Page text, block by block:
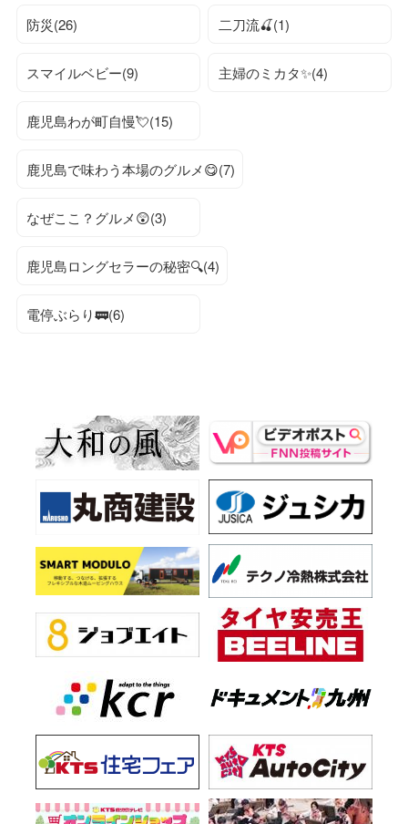
防災(26) 二刀流🍒(1)
スマイルベビー(9) 主婦のミカタ✨(4)
鹿児島わが町自慢💘(15)
鹿児島で味わう本場のグルメ😋(7)
なぜここ？グルメ😲(3)
鹿児島ロングセラーの秘密🔍(4)
電停ぶらり🚃(6)